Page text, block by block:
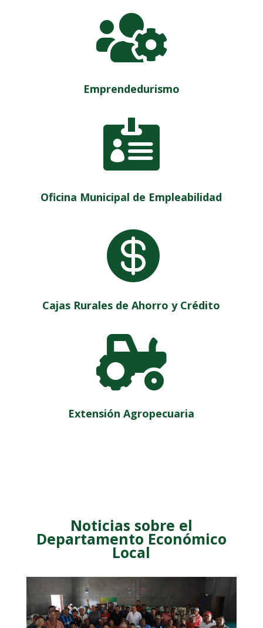

Emprendedurismo

Oficina Municipal de Empleabilidad

Cajas Rurales de Ahorro y Crédito

Extensión Agropecuaria
Noticias sobre el
Departamento Económico
Local